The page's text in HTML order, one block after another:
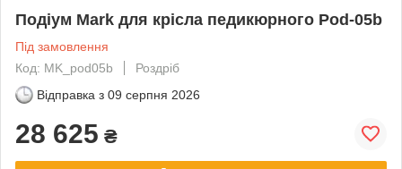
Подіум Mark для крісла педикюрного Pod-05b
Під замовлення
Код: MK_pod05b
Роздріб
Відправка з 09 серпня 2026
28 625 ₴